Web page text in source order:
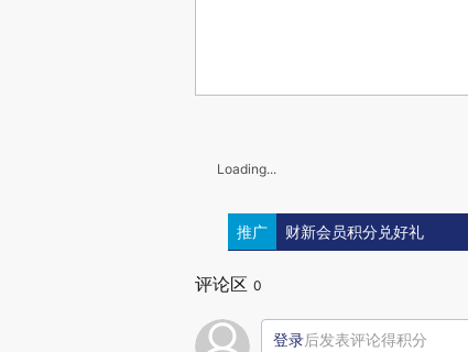
Loading...
推广 财新会员积分兑好礼
评论区 0
登录后发表评论得积分